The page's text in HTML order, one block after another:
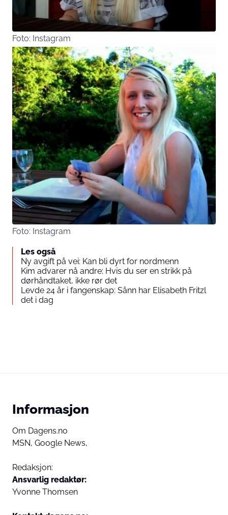
Foto: Instagram
Foto: Instagram
Les også
Ny avgift på vei: Kan bli dyrt for nordmenn
Kim advarer nå andre: Hvis du ser en strikk på
dørhåndtaket, ikke rør det
Levde 24 år i fangenskap: Sånn har Elisabeth Fritzl
det i dag
Informasjon
Om Dagens.no
MSN, Google News,
Redaksjon:
Ansvarlig redaktør:
Yvonne Thomsen